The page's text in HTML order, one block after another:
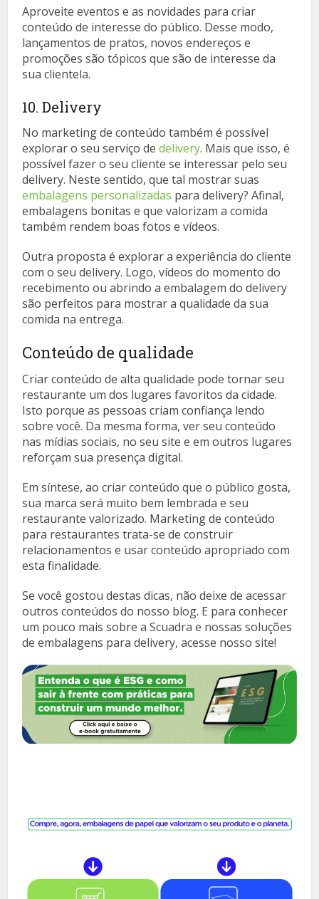
Aproveite eventos e as novidades para criar
conteúdo de interesse do público. Desse modo,
lançamentos de pratos, novos endereços e
promoções são tópicos que são de interesse da
sua clientela.
10. Delivery
No marketing de conteúdo também é possível
explorar o seu serviço dedelivery. Mais que isso, é
possível fazer o seu cliente se interessar pelo seu
delivery. Neste sentido, que tal mostrar suas
embalagens personalizadas para delivery? Afinal,
embalagens bonitas e que valorizam a comida
também rendem boas fotos e vídeos.
Outra proposta é explorar a experiência do cliente
com o seu delivery. Logo, vídeos do momento do
recebimento ou abrindo a embalagem do delivery
são perfeitos para mostrar a qualidade da sua
comida na entrega.
Conteúdo de qualidade
Criar conteúdo de alta qualidade pode tornar seu
restaurante um dos lugares favoritos da cidade.
Isto porque as pessoas criam confiança lendo
sobre você. Da mesma forma, ver seu conteúdo
nas mídias sociais, no seu site e em outros lugares
reforçam sua presença digital.
Em síntese, ao criar conteúdo que o público gosta,
sua marca será muito bem lembrada e seu
restaurante valorizado. Marketing de conteúdo
para restaurantes trata-se de construir
relacionamentos e usar conteúdo apropriado com
esta finalidade.
Se você gostou destas dicas, não deixe de acessar
outros conteúdos do nosso blog. E para conhecer
um pouco mais sobre a Scuadra e nossas soluções
de embalagens para delivery, acesse nosso site!